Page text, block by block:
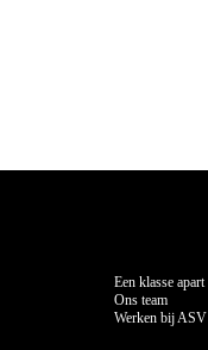
Een klasse apart
Ons team
Werken bij ASV